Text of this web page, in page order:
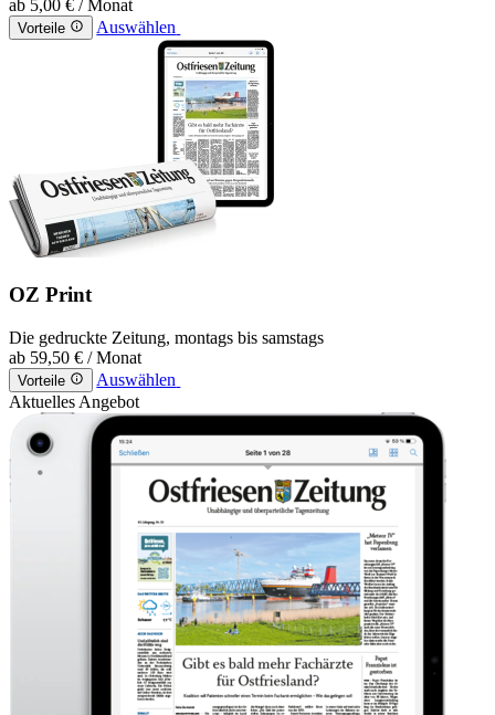
ab 5,00 € / Monat
Vorteile Auswählen
OZ Print
Die gedruckte Zeitung, montags bis samstags
ab 59,50 € / Monat
Vorteile
Auswählen
Aktuelles Angebot